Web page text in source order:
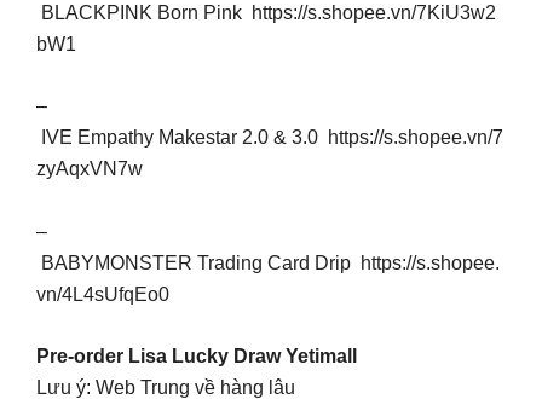
BLACKPINK Born Pink https://s.shopee.vn/7KiU3w2
bW1
–
IVE Empathy Makestar 2.0 & 3.0 https://s.shopee.vn/7
zyAqxVN7w
–
BABYMONSTER Trading Card Drip https://s.shopee.
vn/4L4sUfqEo0
Pre-order Lisa Lucky Draw Yetimall
Lưu ý: Web Trung về hàng lâu